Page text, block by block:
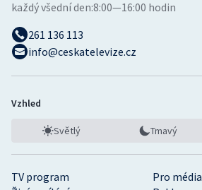
Ostatní
TV program
Pro média
každý všední den:8:00—16:00 hodin
261 136 113
info@ceskatelevize.cz
Vzhled
Světlý Tmavý